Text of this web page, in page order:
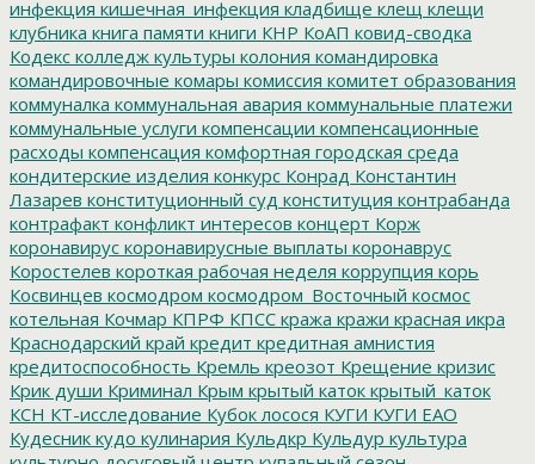
инфекция кишечная_инфекция кладбище клещ клещи
клубника книга памяти книги КНР КоАП ковид-сводка
Кодекс колледж культуры колония командировка
командировочные комары комиссия комитет образования
коммуналка коммунальная авария коммунальные платежи
коммунальные услуги компенсации компенсационные
расходы компенсация комфортная городская среда
кондитерские изделия конкурс Конрад Константин
Лазарев конституционный суд конституция контрабанда
контрафакт конфликт интересов концерт Корж
коронавирус коронавирусные выплаты коронаврус
Коростелев короткая рабочая неделя коррупция корь
Косвинцев космодром космодром_Восточный космос
котельная Кочмар КПРФ КПСС кража кражи красная икра
Краснодарский край кредит кредитная амнистия
кредитоспособность Кремль креозот Крещение кризис
Крик души Криминал Крым крытый каток крытый_каток
КСН КТ-исследование Кубок лосося КУГИ КУГИ ЕАО
Кудесник кудо кулинария Кульдкр Кульдур культура